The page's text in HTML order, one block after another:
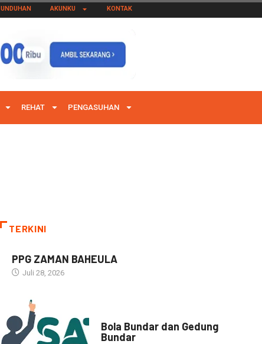
UNDUHAN AKUNKU KONTAK
REHAT PENGASUHAN
TERKINI
PPG ZAMAN BAHEULA
Juli 28, 2026
Bola Bundar dan Gedung
Bundar